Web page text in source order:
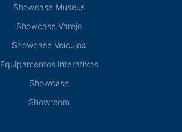
Showcase Museus
Showcase Varejo
Showcase Veículos
Equipamentos interativos
Showcase
Showroom